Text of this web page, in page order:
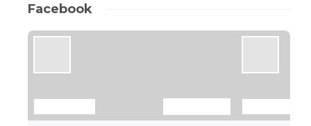
Facebook